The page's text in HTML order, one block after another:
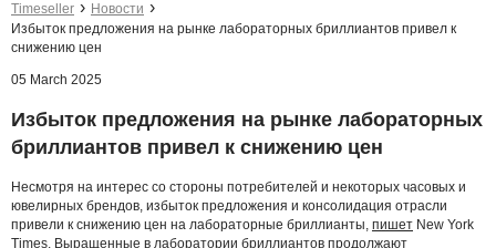
Timeseller
Новости
Избыток предложения на рынке лабораторных бриллиантов привел к
снижению цен
05 March 2025
Избыток предложения на рынке лабораторных
бриллиантов привел к снижению цен
Несмотря на интерес со стороны потребителей и некоторых часовых и
ювелирных брендов, избыток предложения и консолидация отрасли
привели к снижению цен на лабораторные бриллианты, пишет New York
Times. Выращенные в лаборатории бриллиантов продолжают